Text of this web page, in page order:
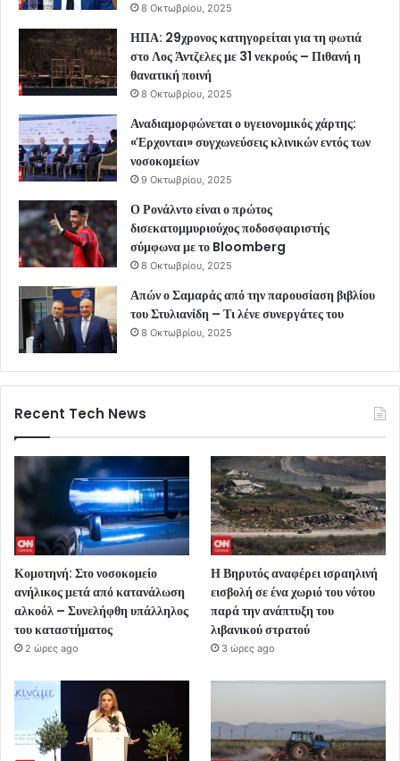
8 Οκτωβρίου, 2025
ΗΠΑ: 29χρονος κατηγορείται για τη φωτιά
στο Λος Άντζελες με 31 νεκρούς – Πιθανή η
θανατική ποινή
8 Οκτωβρίου, 2025
Αναδιαμορφώνεται ο υγειονομικός χάρτης:
«Έρχονται» συγχωνεύσεις κλινικών εντός των
νοσοκομείων
9 Οκτωβρίου, 2025
Ο Ρονάλντο είναι ο πρώτος
δισεκατομμυριούχος ποδοσφαιριστής
σύμφωνα με το Bloomberg
8 Οκτωβρίου, 2025
Απών ο Σαμαράς από την παρουσίαση βιβλίου
του Στυλιανίδη – Τι λένε συνεργάτες του
8 Οκτωβρίου, 2025
Recent Tech News
Κομοτηνή: Στο νοσοκομείο
ανήλικος μετά από κατανάλωση
αλκοόλ – Συνελήφθη υπάλληλος
του καταστήματος
2 ώρες ago
Η Βηρυτός αναφέρει ισραηλινή
εισβολή σε ένα χωριό του νότου
παρά την ανάπτυξη του
λιβανικού στρατού
3 ώρες ago